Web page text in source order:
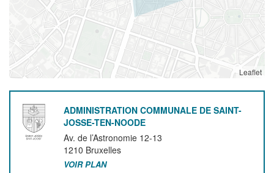
Leaflet
ADMINISTRATION COMMUNALE DE SAINT-
JOSSE-TEN-NOODE
Av. de l’Astronomie 12-13
1210 Bruxelles
VOIR PLAN